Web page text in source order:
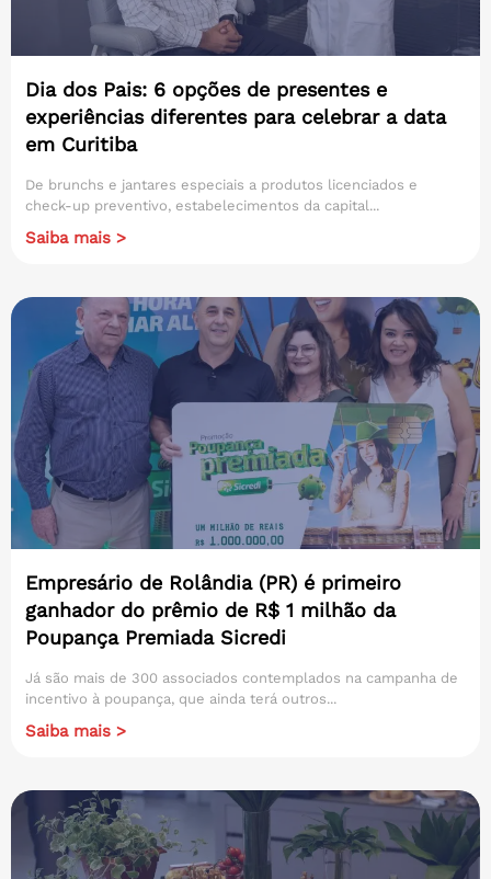
Dia dos Pais: 6 opções de presentes e
experiências diferentes para celebrar a data
em Curitiba
De brunchs e jantares especiais a produtos licenciados e
check-up preventivo, estabelecimentos da capital...
Saiba mais >
Empresário de Rolândia (PR) é primeiro
ganhador do prêmio de R$ 1 milhão da
Poupança Premiada Sicredi
Já são mais de 300 associados contemplados na campanha de
incentivo à poupança, que ainda terá outros...
Saiba mais >